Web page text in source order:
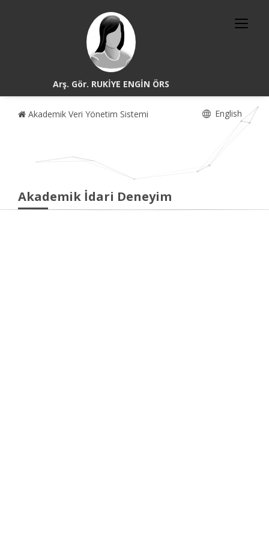
Arş. Gör. RUKİYE ENGİN ÖRS
Akademik Veri Yönetim Sistemi English
Akademik İdari Deneyim